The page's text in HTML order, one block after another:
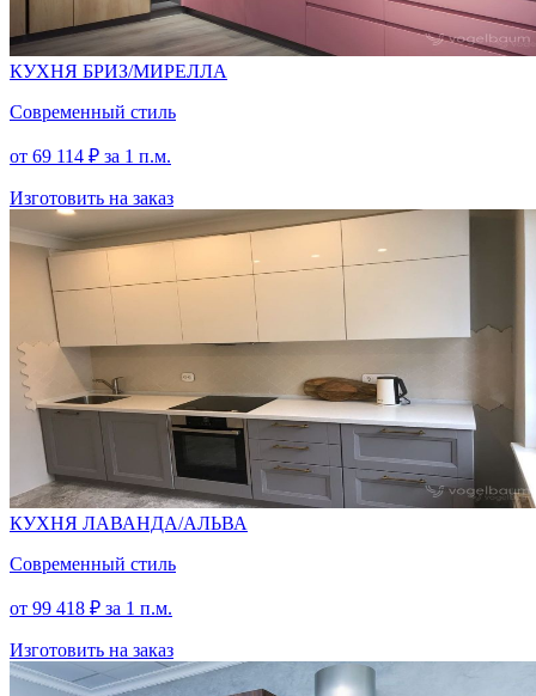
КУХНЯ БРИЗ/МИРЕЛЛА
Современный стиль
от 69 114 ₽ за 1 п.м.
Изготовить на заказ
КУХНЯ ЛАВАНДА/АЛЬВА
Современный стиль
от 99 418 ₽ за 1 п.м.
Изготовить на заказ